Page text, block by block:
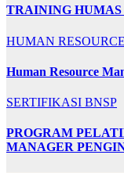
TRAINING
HUMAN
Human Resource
SERTIFIKASI BNSP
PROGRAM
MANAGER